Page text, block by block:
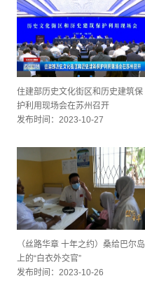
住建部历史文化街区和历史建筑保
护利用现场会在苏州召开
发布时间：2023-10-27
（丝路华章 十年之约）桑给巴尔岛
上的“白衣外交官”
发布时间：2023-10-26